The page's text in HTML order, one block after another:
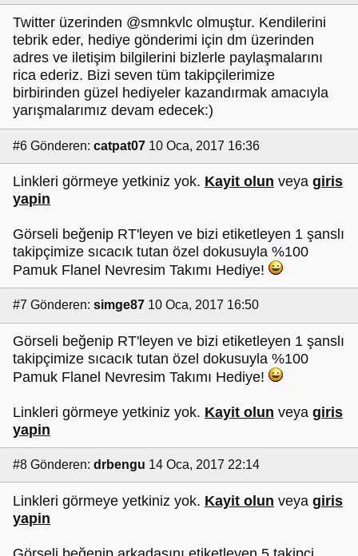
Twitter üzerinden @smnkvlc olmuştur. Kendilerini
tebrik eder, hediye gönderimi için dm üzerinden
adres ve iletişim bilgilerini bizlerle paylaşmalarını
rica ederiz. Bizi seven tüm takipçilerimize
birbirinden güzel hediyeler kazandırmak amacıyla
yarışmalarımız devam edecek:)
#6 Gönderen: catpat07 10 Oca, 2017 16:36
Linkleri görmeye yetkiniz yok. Kayit olun veya giris
yapin
Görseli beğenip RT'leyen ve bizi etiketleyen 1 şanslı
takipçimize sıcacık tutan özel dokusuyla %100
Pamuk Flanel Nevresim Takımı Hediye!
#7 Gönderen: simge87 10 Oca, 2017 16:50
Görseli beğenip RT'leyen ve bizi etiketleyen 1 şanslı
takipçimize sıcacık tutan özel dokusuyla %100
Pamuk Flanel Nevresim Takımı Hediye!
Linkleri görmeye yetkiniz yok. Kayit olun veya giris
yapin
#8 Gönderen: drbengu 14 Oca, 2017 22:14
Linkleri görmeye yetkiniz yok. Kayit olun veya giris
yapin